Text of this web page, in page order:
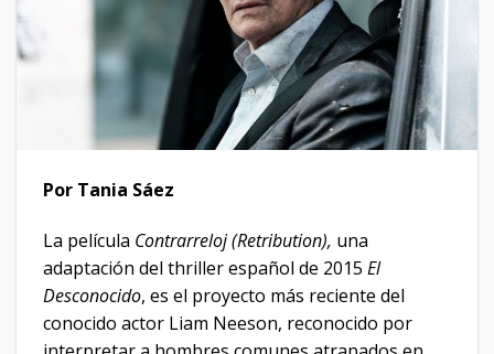
Por Tania Sáez
La película Contrarreloj (Retribution), una
adaptación del thriller español de 2015 El
Desconocido, es el proyecto más reciente del
conocido actor Liam Neeson, reconocido por